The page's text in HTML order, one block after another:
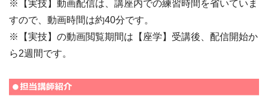
※【実技】動画配信は、講座内での練習時間を省いていま
すので、動画時間は約40分です。
※【実技】の動画閲覧期間は【座学】受講後、配信開始か
ら2週間です。